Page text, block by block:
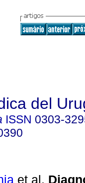
del
ISSN 0303-
et al.